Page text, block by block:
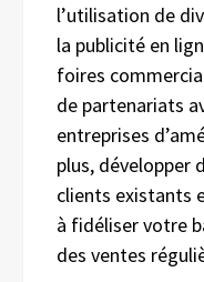
l’utilisation de
la publicité en
foires
de partenariats
entreprises
plus, développer
clients existants
à fidéliser votre
des ventes